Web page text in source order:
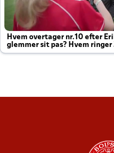
Hvem overtager nr.10 efter
glemmer sit pas? Hvem ringer
altid til efter kampe?